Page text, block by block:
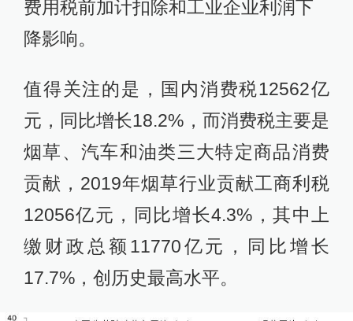
费用税前加计扣除和工业企业利润下
降影响。
值得关注的是，国内消费税12562亿
元，同比增长18.2%，而消费税主要是
烟草、汽车和油类三大特定商品消费
贡献，2019年烟草行业贡献工商利税
12056亿元，同比增长4.3%，其中上
缴财政总额11770亿元，同比增长
17.7%，创历史最高水平。